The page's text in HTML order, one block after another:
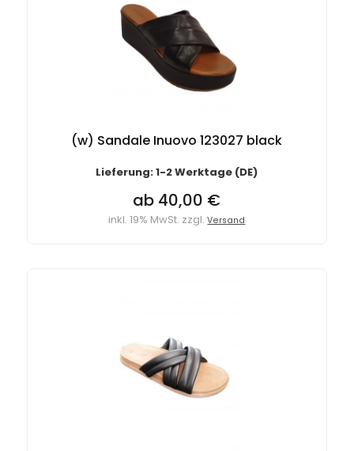
(w) Sandale Inuovo 123027 black
Lieferung: 1-2 Werktage (DE)
ab 40,00 €
inkl. 19% MwSt. zzgl.Versand